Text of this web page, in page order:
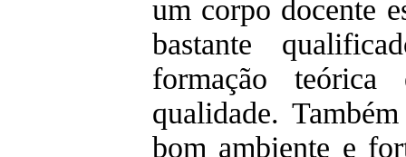
um corpo docente
bastante
formação
qualidade.
bom ambiente e